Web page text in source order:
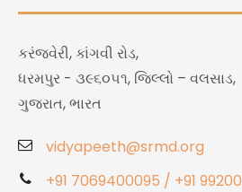
કરંજવેરી, કાંગવી રોડ,
ધરમપુર - ૩૯૬૦૫૧, જિલ્લો – વલસાડ,
ગુજરાત, ભારત
vidyapeeth@srmd.org
+91 7069400095 / +91